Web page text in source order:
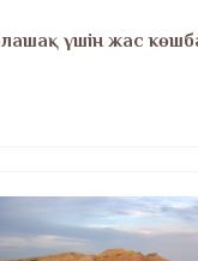
үшін жас